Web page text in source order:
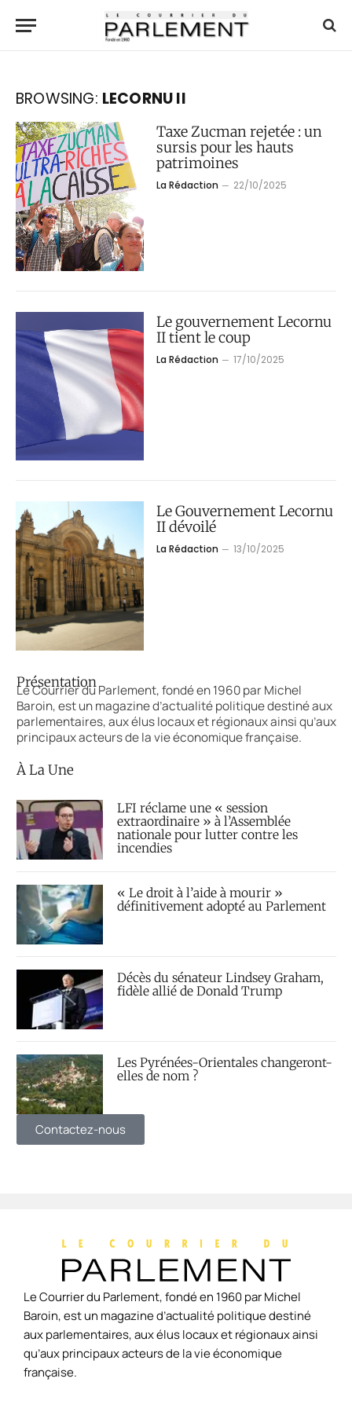
BROWSING: LECORNU II
Taxe Zucman rejetée : un
sursis pour les hauts
patrimoines
La Rédaction 22/10/2025
Le gouvernement Lecornu
II tient le coup
La Rédaction 17/10/2025
Le Gouvernement Lecornu
II dévoilé
La Rédaction 13/10/2025
Présentation
Le Courrier du Parlement, fondé en 1960 par Michel
Baroin, est un magazine d’actualité politique destiné aux
parlementaires, aux élus locaux et régionaux ainsi qu’aux
principaux acteurs de la vie économique française.
À La Une
LFI réclame une « session
extraordinaire » à l’Assemblée
nationale pour lutter contre les
incendies
« Le droit à l’aide à mourir »
définitivement adopté au Parlement
Décès du sénateur Lindsey Graham,
fidèle allié de Donald Trump
Les Pyrénées-Orientales changeront-
elles de nom ?
Contactez-nous
Le Courrier du Parlement, fondé en 1960 par Michel
Baroin, est un magazine d’actualité politique destiné
aux parlementaires, aux élus locaux et régionaux ainsi
qu’aux principaux acteurs de la vie économique
française.